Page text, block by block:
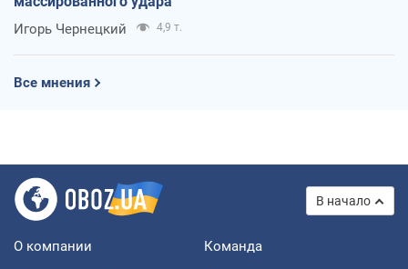
Игорь Чернецкий 4,9 т.
Все мнения
В начало
О компании Команда